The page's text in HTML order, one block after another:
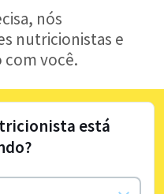
nós
nutricionistas e
você.
está